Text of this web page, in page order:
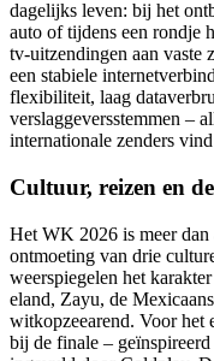
dagelijks leven: bij het
auto of tijdens een rondje
tv-uitzendingen aan vaste
een stabiele
flexibiliteit, laag
verslaggeversstemmen –
internationale zenders
Cultuur, reizen en
Het WK 2026 is meer dan
ontmoeting van drie
weerspiegelen het
eland, Zayu, de
witkopzeearend. Voor het
bij de finale –